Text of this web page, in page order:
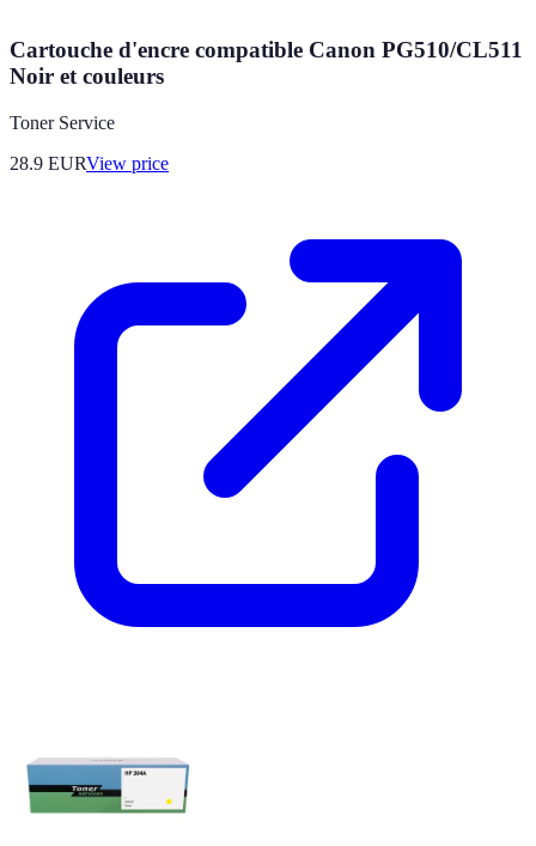
Cartouche d'encre compatible Canon PG510/CL511
Noir et couleurs
Toner Service
28.9 EURView price